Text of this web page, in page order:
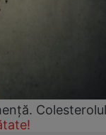
Colesterolul